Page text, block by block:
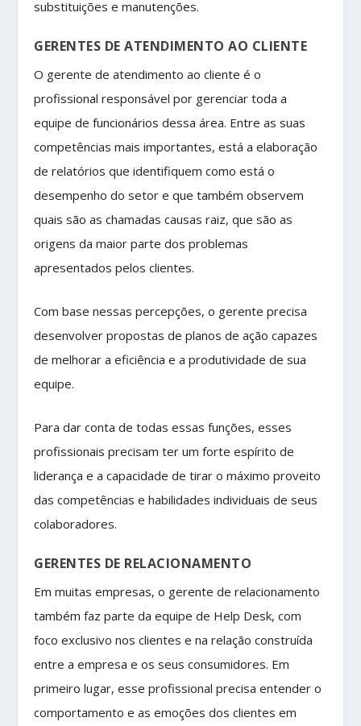
substituições e manutenções.
GERENTES DE ATENDIMENTO AO CLIENTE
O gerente de atendimento ao cliente é o
profissional responsável por gerenciar toda a
equipe de funcionários dessa área. Entre as suas
competências mais importantes, está a elaboração
de relatórios que identifiquem como está o
desempenho do setor e que também observem
quais são as chamadas causas raiz, que são as
origens da maior parte dos problemas
apresentados pelos clientes.
Com base nessas percepções, o gerente precisa
desenvolver propostas de planos de ação capazes
de melhorar a eficiência e a produtividade de sua
equipe.
Para dar conta de todas essas funções, esses
profissionais precisam ter um forte espírito de
liderança e a capacidade de tirar o máximo proveito
das competências e habilidades individuais de seus
colaboradores.
GERENTES DE RELACIONAMENTO
Em muitas empresas, o gerente de relacionamento
também faz parte da equipe de Help Desk, com
foco exclusivo nos clientes e na relação construída
entre a empresa e os seus consumidores. Em
primeiro lugar, esse profissional precisa entender o
comportamento e as emoções dos clientes em